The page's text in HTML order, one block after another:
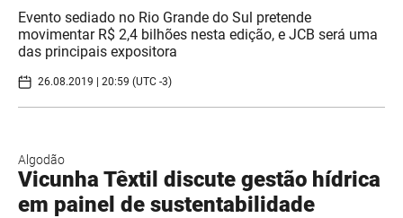
Evento sediado no Rio Grande do Sul pretende
movimentar R$ 2,4 bilhões nesta edição, e JCB será uma
das principais expositora
26.08.2019 | 20:59 (UTC -3)
Algodão
Vicunha Têxtil discute gestão hídrica
em painel de sustentabilidade